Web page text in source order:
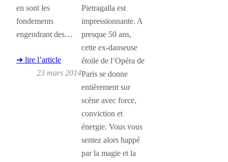
en sont les
fondements
engendrant des…
➜ lire l’article
23 mars 2014
Pietragalla est
impressionnante. A
presque 50 ans,
cette ex-danseuse
étoile de l’Opéra de
Paris se donne
entièrement sur
scène avec force,
conviction et
énergie. Vous vous
sentez alors happé
par la magie et la